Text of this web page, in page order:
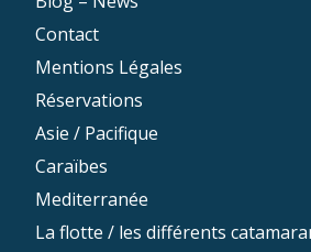
Contact
Mentions Légales
Réservations
Asie / Pacifique
Caraïbes
Mediterranée
La flotte / les différents